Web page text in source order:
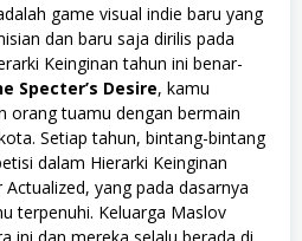
game visual indie baru yang
dan baru saja dirilis pada
Keinginan tahun ini benar-
Specter’s Desire, kamu
orang tuamu dengan bermain
Setiap tahun, bintang-bintang
dalam Hierarki Keinginan
yang pada dasarnya
terpenuhi. Keluarga Maslov
ini dan mereka selalu berada di